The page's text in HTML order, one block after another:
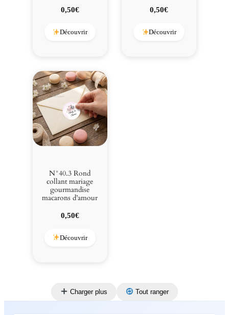
0,50€
Découvrir
0,50€
Découvrir
N°40.3 Rond
collant mariage
gourmandise
macarons d’amour
0,50€
Découvrir
Charger plus Tout ranger